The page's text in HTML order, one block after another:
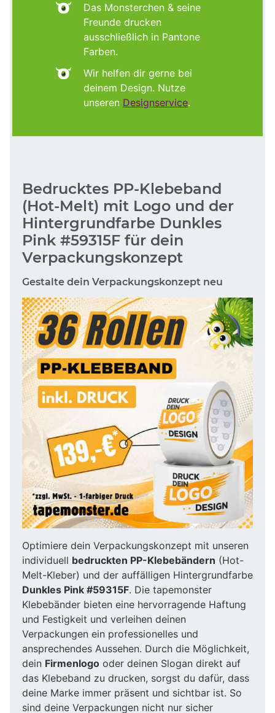
Das Monsterchen & seine
Freunde drucken
ausschließlich in Pantone
Farben.
Wir helfen dir gerne bei
deinem Design. Nutze
unseren Designservice.
Bedrucktes PP-Klebeband
(Hot-Melt) mit Logo und der
Hintergrundfarbe Dunkles
Pink #59315F für dein
Verpackungskonzept
Gestalte dein Verpackungskonzept neu
Optimiere dein Verpackungskonzept mit unseren
individuell bedruckten PP-Klebebändern (Hot-
Melt-Kleber) und der auffälligen Hintergrundfarbe
Dunkles Pink #59315F. Die tapemonster
Klebebänder bieten eine hervorragende Haftung
und Festigkeit und verleihen deinen
Verpackungen ein professionelles und
ansprechendes Aussehen. Durch die Möglichkeit,
dein Firmenlogo oder deinen Slogan direkt auf
das Klebeband zu drucken, sorgst du dafür, dass
deine Marke immer präsent und sichtbar ist. So
sind deine Verpackungen nicht nur sicher